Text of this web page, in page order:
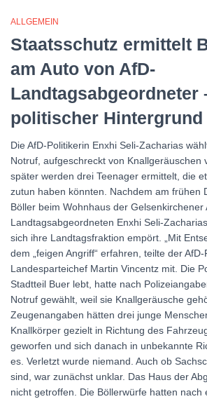
ALLGEMEIN
Staatsschutz ermittelt
am Auto von AfD-
Landtagsabgeordneter
politischer Hintergrund
Die AfD-Politikerin Enxhi Seli-Zacharias
Notruf, aufgeschreckt von Knallgeräuschen
später werden drei Teenager ermittelt, die
zutun haben könnten. Nachdem am frühen
Böller beim Wohnhaus der Gelsenkirchener
Landtagsabgeordneten Enxhi Seli-
sich ihre Landtagsfraktion empört. „Mit
dem „feigen Angriff“ erfahren, teilte der
Landesparteichef Martin Vincentz mit. Die
Stadtteil Buer lebt, hatte nach
Notruf gewählt, weil sie Knallgeräusche
Zeugenangaben hätten drei junge
Knallkörper gezielt in Richtung des
geworfen und sich danach in unbekannte
es. Verletzt wurde niemand. Auch ob
sind, war zunächst unklar. Das Haus der
nicht getroffen. Die Böllerwürfe hatten nach